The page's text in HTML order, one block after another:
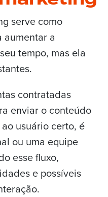
serve como
a
tempo, mas ela
contratadas
enviar o conteúdo
usuário certo, é
ou uma equipe
esse fluxo,
e possíveis